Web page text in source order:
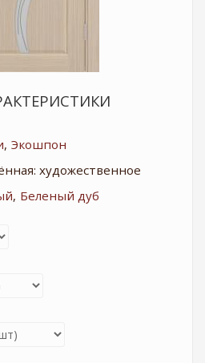
Экошпон
художественное
Беленый дуб